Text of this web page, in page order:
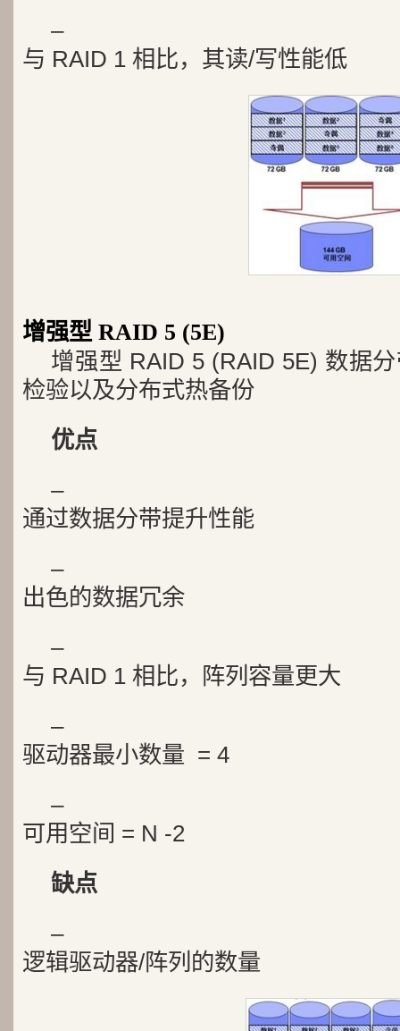
–
与 RAID 1 相比，其读/写性能低
增强型 RAID 5 (5E)
增强型 RAID 5 (RAID 5E) 数据
检验以及分布式热备份
优点
–
通过数据分带提升性能
–
出色的数据冗余
–
与 RAID 1 相比，阵列容量更大
–
驱动器最小数量 = 4
–
可用空间 = N -2
缺点
–
逻辑驱动器/阵列的数量